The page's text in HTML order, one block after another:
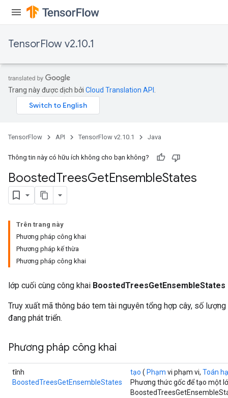
TensorFlow v2.10.1
Trang này được dịch bởi Cloud Translation API
TensorFlow API TensorFlow v2.10.1 Java
Thông tin này có hữu ích không cho bạn không?
BoostedTreesGetEnsembleStates
Trên trang này
Phương pháp công khai
Phương pháp kế thừa
Phương pháp công khai
lớp cuối cùng công khai BoostedTreesGetEnsembleStates
Truy xuất mã thông báo tem tài nguyên tổng hợp cây, số
đang phát triển.
Phương pháp công khai
tĩnh
BoostedTreesGetEnsembleStates
tạo ( Phạm vi phạm vi, Toán
Phương thức gốc để tạo một